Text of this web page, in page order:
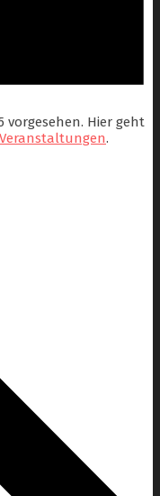
vorgesehen. Hier geht
.